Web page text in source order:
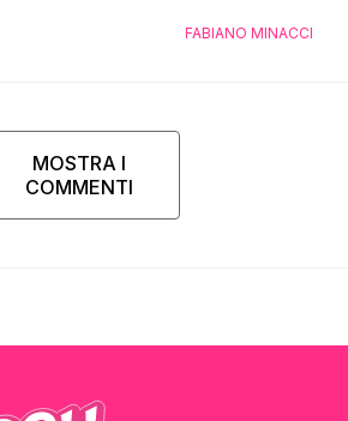
Ferrero”
FABIANO MINACCI
MOSTRA I
COMMENTI